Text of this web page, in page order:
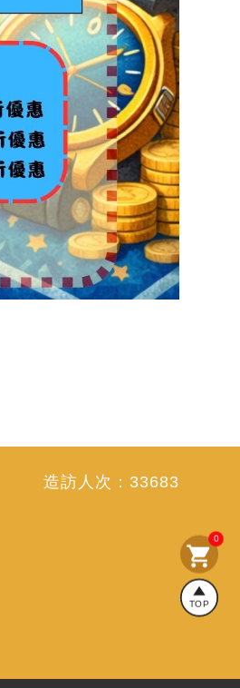
shopping_cart
0
TOP
造訪人次： 33683